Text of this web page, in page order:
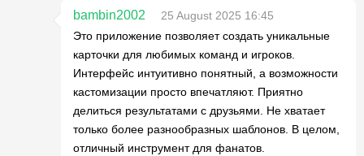
bambin2002
25 August 2025 16:45
Это приложение позволяет создать уникальные
карточки для любимых команд и игроков.
Интерфейс интуитивно понятный, а возможности
кастомизации просто впечатляют. Приятно
делиться результатами с друзьями. Не хватает
только более разнообразных шаблонов. В целом,
отличный инструмент для фанатов.